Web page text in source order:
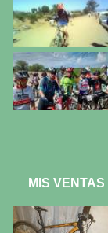
MIS VENTAS